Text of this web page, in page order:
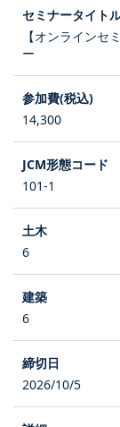
【オンラインセ
ー
14,300
101-1
6
6
2026/10/5